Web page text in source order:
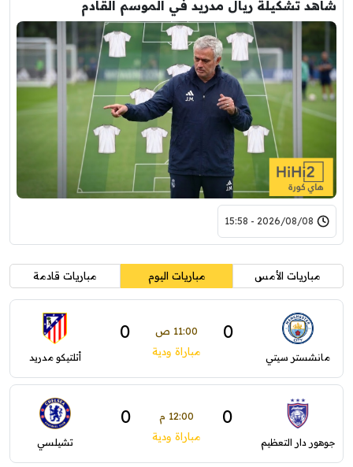
شاهد تشكيلة ريال مدريد في الموسم القادم
2026/08/08 - 15:58
مباريات الأمس مباريات اليوم مباريات قادمة
مانشستر سيتي
0 11:00 ص 0
مباراة ودية أتلتيكو مدريد
جوهور دار التعظيم
0 12:00 م 0
مباراة ودية تشيلسي